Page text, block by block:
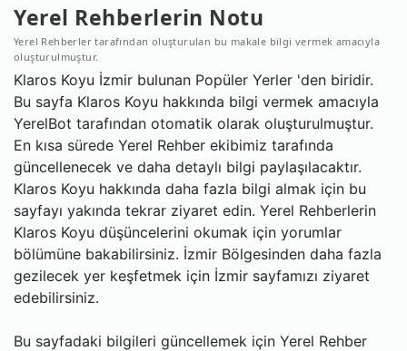
Yerel Rehberlerin Notu
Yerel Rehberler tarafından oluşturulan bu makale bilgi vermek amacıyla
oluşturulmuştur.
Klaros Koyu İzmir bulunan Popüler Yerler 'den biridir.
Bu sayfa Klaros Koyu hakkında bilgi vermek amacıyla
YerelBot tarafından otomatik olarak oluşturulmuştur.
En kısa sürede Yerel Rehber ekibimiz tarafında
güncellenecek ve daha detaylı bilgi paylaşılacaktır.
Klaros Koyu hakkında daha fazla bilgi almak için bu
sayfayı yakında tekrar ziyaret edin. Yerel Rehberlerin
Klaros Koyu düşüncelerini okumak için yorumlar
bölümüne bakabilirsiniz. İzmir Bölgesinden daha fazla
gezilecek yer keşfetmek için İzmir sayfamızı ziyaret
edebilirsiniz.
Bu sayfadaki bilgileri güncellemek için Yerel Rehber